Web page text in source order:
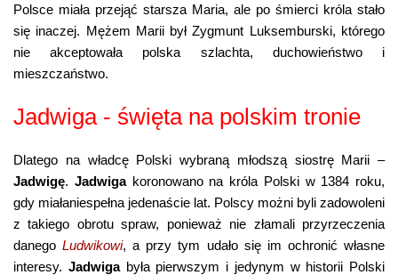
Polsce miała przejąć starsza Maria, ale po śmierci króla stało
się inaczej. Mężem Marii był Zygmunt Luksemburski, którego
nie akceptowała polska szlachta, duchowieństwo i
mieszczaństwo.
Jadwiga - święta na polskim tronie
Dlatego na władcę Polski wybraną młodszą siostrę Marii –
Jadwigę. Jadwigakoronowano na króla Polski w 1384 roku,
gdy miałaniespełna jedenaście lat. Polscy możni byli zadowoleni
z takiego obrotu spraw, ponieważ nie złamali przyrzeczenia
danegoLudwikowi, a przy tym udało się im ochronić własne
interesy. Jadwigabyła pierwszym i jedynym w historii Polski